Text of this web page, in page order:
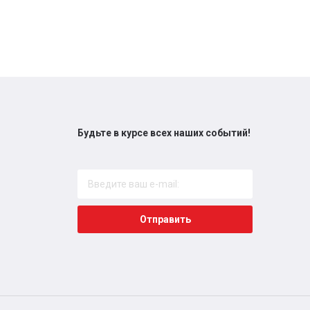
Будьте в курсе всех наших событий!
Отправить